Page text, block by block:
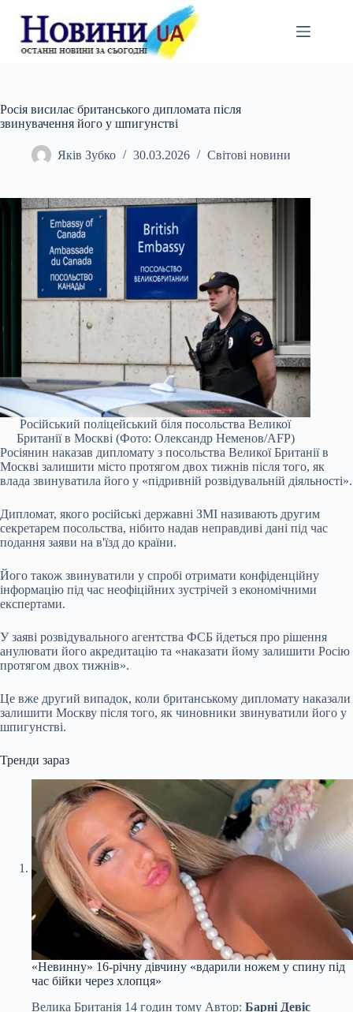
вмісту
Росія висилає британського дипломата після
звинувачення його у шпигунстві
Яків Зубко 30.03.2026 Світові новини
Російський поліцейський біля посольства Великої
Британії в Москві (Фото: Олександр Неменов/AFP)
Росіянин наказав дипломату з посольства Великої Британії в
Москві залишити місто протягом двох тижнів після того, як
влада звинуватила його у «підривній розвідувальній діяльності».
Дипломат, якого російські державні ЗМІ називають другим
секретарем посольства, нібито надав неправдиві дані під час
подання заяви на в'їзд до країни.
Його також звинуватили у спробі отримати конфіденційну
інформацію під час неофіційних зустрічей з економічними
експертами.
У заяві розвідувального агентства ФСБ йдеться про рішення
анулювати його акредитацію та «наказати йому залишити Росію
протягом двох тижнів».
Це вже другий випадок, коли британському дипломату наказали
залишити Москву після того, як чиновники звинуватили його у
шпигунстві.
Тренди зараз
«Невинну» 16-річну дівчину «вдарили ножем у спину під
час бійки через хлопця»
Велика Британія 14 годин тому Автор: Барні Девіс